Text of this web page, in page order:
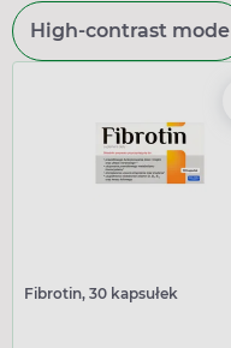
High-contrast mode
Fibrotin, 30 kapsułek